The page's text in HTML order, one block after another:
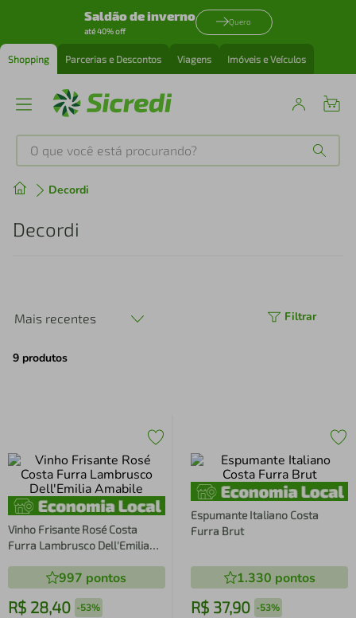
Saldão de inverno
até 40% off
Quero
Shopping Parcerias e Descontos Viagens Imóveis e Veículos
O que você está procurando?
Decordi
Decordi
Mais recentes Filtrar
9 produtos
Vinho Frisante Rosé Costa
Furra Lambrusco Dell'Emilia
997 pontos
R$ 28,40 -53%
Espumante Italiano Costa
Furra Brut
1.330 pontos
R$ 37,90 -53%
Produtos mais buscados
tenis
perfume
4º air fryer